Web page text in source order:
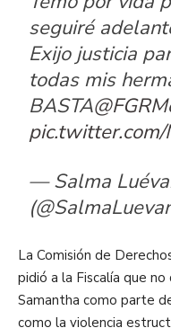
seguiré
Exijo justicia
todas mis
BASTA
— Salma
La Comisión de
pidió a la Fiscalía que
Samantha como parte
como la violencia